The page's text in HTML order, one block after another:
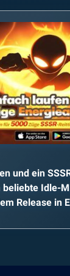
und ein
Idle-
Release in